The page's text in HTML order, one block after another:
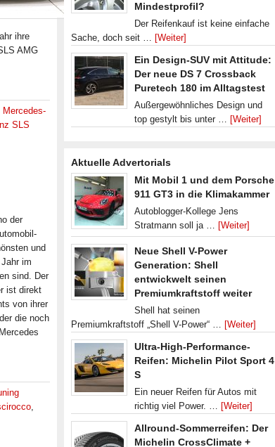
ihre
AMG
Mercedes-
SLS
der
und
im
sind. Der
ist direkt
von ihrer
die noch
,
Mindestprofil?
Der Reifenkauf ist keine einfache
Sache, doch seit … [Weiter]
Ein Design-SUV mit Attitude:
Der neue DS 7 Crossback
Puretech 180 im Alltagstest
Außergewöhnliches Design und
top gestylt bis unter … [Weiter]
Aktuelle Advertorials
Mit Mobil 1 und dem Porsche
911 GT3 in die Klimakammer
Autoblogger-Kollege Jens
Stratmann soll ja … [Weiter]
Neue Shell V-Power
Generation: Shell
entwickwelt seinen
Premiumkraftstoff weiter
Shell hat seinen
Premiumkraftstoff „Shell V-Power“ … [Weiter]
Ultra-High-Performance-
Reifen: Michelin Pilot Sport 4
S
Ein neuer Reifen für Autos mit
richtig viel Power. … [Weiter]
Allround-Sommerreifen: Der
Michelin CrossClimate +